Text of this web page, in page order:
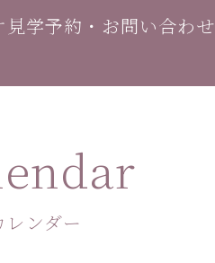
見学予約・お問い合わせ
ンダー